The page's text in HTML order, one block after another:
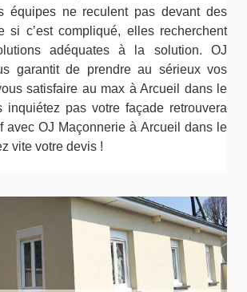
équipes ne reculent pas devant des
si c’est compliqué, elles recherchent
adéquates à la solution. OJ
garantit de prendre au sérieux vos
satisfaire au max à Arcueil dans le
inquiétez pas votre façade retrouvera
avec OJ Maçonnerie à Arcueil dans le
vite votre devis !